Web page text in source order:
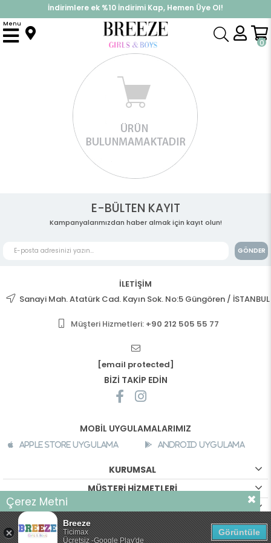
%30 Sepette Yaz İndirimi, Hemen Al!
İndirimlere ek %10 İndirimi Kap, Hemen Üye Ol!
0
Menu
E-BÜLTEN KAYIT
Kampanyalarımızdan haber almak için kayıt olun!
GÖNDER
İLETİŞİM
Sanayi Mah. Atatürk Cad. Kayın Sok. No:5 Güngören / İSTANBUL
Müşteri Hizmetleri: +90 212 505 55 77
[email protected]
BİZİ TAKİP EDİN
MOBİL UYGULAMALARIMIZ
Apple Store Uygulama Android Uygulama
KURUMSAL
MÜŞTERİ HİZMETLERİ
©breeze.com.tr - Tüm hakları saklıdır.
Çerez Metni
Sizlere daha iyi bir alışveriş deneyimi sunabilmek için sitemizde
çerezler kullanılmaktadır. Detaylı bilgi içintıklayın
Breeze
Ticimax
Ücretsiz -Google Play'de
Görüntüle